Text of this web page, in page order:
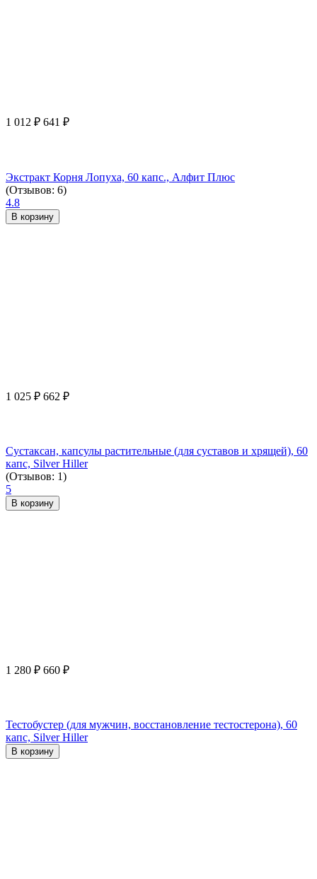
1 012 ₽ 641 ₽
Экстракт Корня Лопуха, 60 капс., Алфит Плюс
(Отзывов: 6)
4.8
В корзину
1 025 ₽ 662 ₽
Сустаксан, капсулы растительные (для суставов и хрящей), 60
капс, Silver Hiller
(Отзывов: 1)
5
В корзину
1 280 ₽ 660 ₽
Тестобустер (для мужчин, восстановление тестостерона), 60
капс, Silver Hiller
В корзину